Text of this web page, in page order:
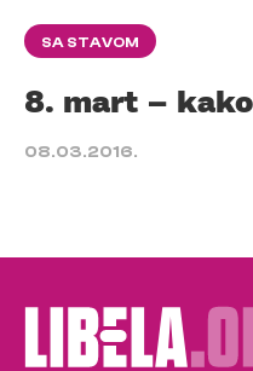
SA STAVOM
8. mart –
08.03.2016.